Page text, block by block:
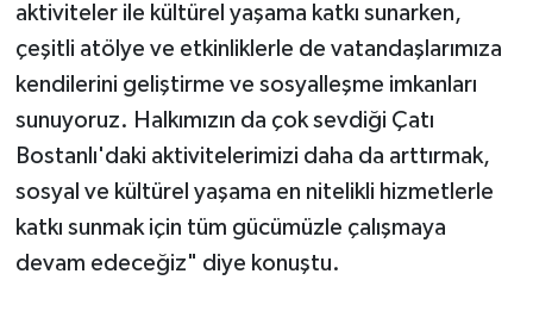
aktiviteler ile kültürel yaşama katkı sunarken,
çeşitli atölye ve etkinliklerle de vatandaşlarımıza
kendilerini geliştirme ve sosyalleşme imkanları
sunuyoruz. Halkımızın da çok sevdiği Çatı
Bostanlı'daki aktivitelerimizi daha da arttırmak,
sosyal ve kültürel yaşama en nitelikli hizmetlerle
katkı sunmak için tüm gücümüzle çalışmaya
devam edeceğiz" diye konuştu.